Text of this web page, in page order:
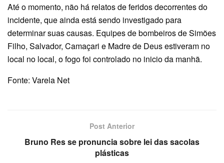
Até o momento, não há relatos de feridos decorrentes do
incidente, que ainda está sendo investigado para
determinar suas causas. Equipes de bombeiros de Simões
Filho, Salvador, Camaçari e Madre de Deus estiveram no
local no local, o fogo foi controlado no inicio da manhã.
Fonte: Varela Net
Post Anterior
Bruno Res se pronuncia sobre lei das sacolas
plásticas